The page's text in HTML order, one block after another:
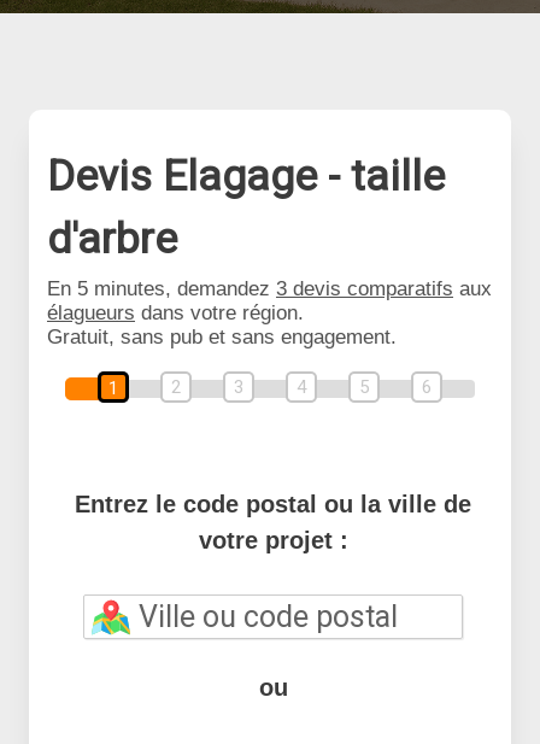
Devis Elagage - taille
d'arbre
En 5 minutes, demandez 3 devis comparatifs aux
élagueurs dans votre région.
Gratuit, sans pub et sans engagement.
1 2 3 4 5 6
Entrez le code postal ou la ville de
votre projet :
ou